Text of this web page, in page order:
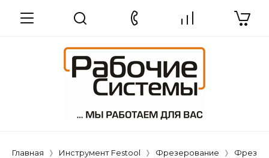
Главная Инструмент Festool Фрезерование Фрезы